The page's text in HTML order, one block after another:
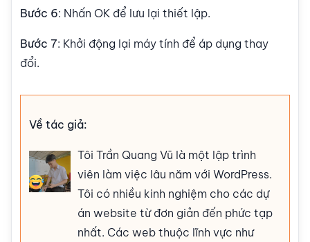
Bước 6: Nhấn OK để lưu lại thiết lập.
Bước 7: Khởi động lại máy tính để áp dụng thay
đổi.
Về tác giả:
Tôi Trần Quang Vũ là một lập trình
viên làm việc lâu năm với WordPress.
Tôi có nhiều kinh nghiệm cho các dự
án website từ đơn giản đến phức tạp
nhất. Các web thuộc lĩnh vực như